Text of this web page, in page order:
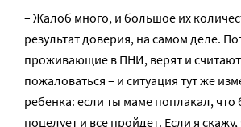
– Жалоб много, и большое их
результат доверия, на самом деле.
проживающие в ПНИ, верят и
пожаловаться – и ситуация тут же
ребенка: если ты маме поплакал, что
поцелует и все пройдет. Если я